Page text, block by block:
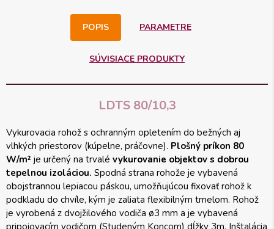
POPIS PARAMETRE
SÚVISIACE PRODUKTY
LDTS 80/10,3
Vykurovacia rohož s ochranným opletením do bežných aj
vlhkých priestorov (kúpelne, práčovne). Plošný príkon 80
W/m² je určený na trvalé vykurovanie objektov s dobrou
tepelnou izoláciou. Spodná strana rohože je vybavená
obojstrannou lepiacou páskou, umožňujúcou fixovať rohož k
podkladu do chvíle, kým je zaliata flexibilným tmelom. Rohož
je vyrobená z dvojžilového vodiča ø3 mm a je vybavená
pripojovacím vodičom (Studeným Koncom) dĺžky 3m. Inštalácia